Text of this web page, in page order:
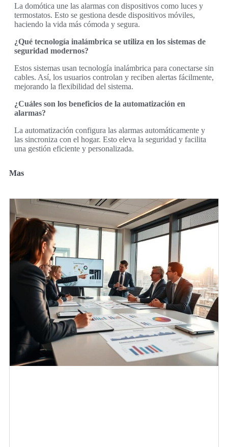
La domótica une las alarmas con dispositivos como luces y
termostatos. Esto se gestiona desde dispositivos móviles,
haciendo la vida más cómoda y segura.
¿Qué tecnología inalámbrica se utiliza en los sistemas de
seguridad modernos?
Estos sistemas usan tecnología inalámbrica para conectarse sin
cables. Así, los usuarios controlan y reciben alertas fácilmente,
mejorando la flexibilidad del sistema.
¿Cuáles son los beneficios de la automatización en
alarmas?
La automatización configura las alarmas automáticamente y
las sincroniza con el hogar. Esto eleva la seguridad y facilita
una gestión eficiente y personalizada.
Mas